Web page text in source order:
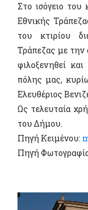
Στο ισόγειο του
Εθνικής
του κτιρίου
Τράπεζας με την
φιλοξενηθεί
πόλης μας,
Ελευθέριος
Ως τελευταία
του Δήμου.
Πηγή Kειμένου:
Πηγή